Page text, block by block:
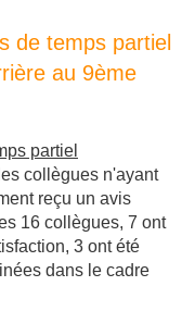
de temps partiel
au 9ème
partiel
collègues n'ayant
reçu un avis
16 collègues, 7 ont
3 ont été
dans le cadre